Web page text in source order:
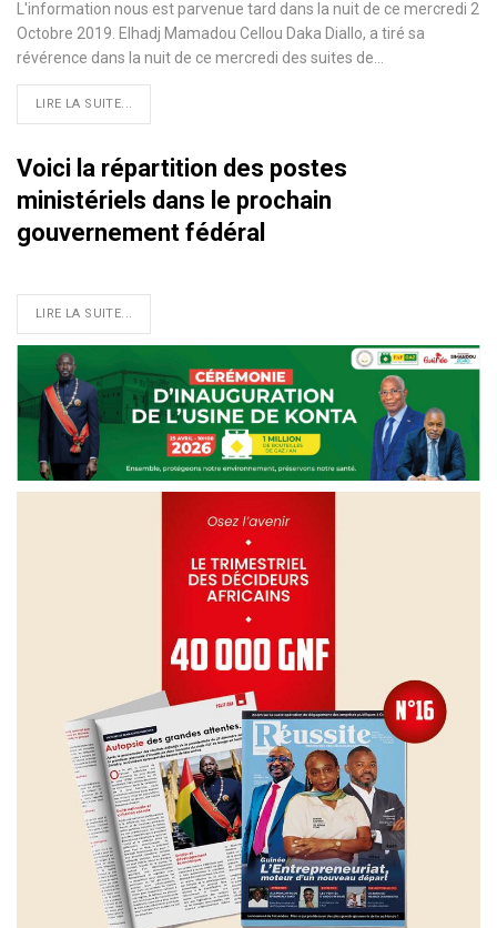
L'information nous est parvenue tard dans la nuit de ce mercredi 2
Octobre 2019. Elhadj Mamadou Cellou Daka Diallo, a tiré sa
révérence dans la nuit de ce mercredi des suites de
LIRE LA SUITE...
Voici la répartition des postes
ministériels dans le prochain
gouvernement fédéral
LIRE LA SUITE...